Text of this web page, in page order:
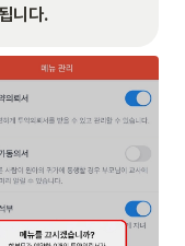
니다.